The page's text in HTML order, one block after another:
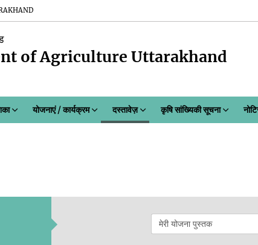
of Agriculture Uttarakhand
योजनाएं / कार्यक्रम दस्तावेज़ कृषि सांख्यिकी सूचना